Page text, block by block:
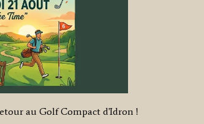
au Golf Compact d'Idron !